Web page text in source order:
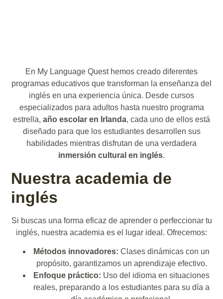
En My Language Quest hemos creado diferentes
programas educativos que transforman la enseñanza del
inglés en una experiencia única. Desde cursos
especializados para adultos hasta nuestro programa
estrella, año escolar en Irlanda, cada uno de ellos está
diseñado para que los estudiantes desarrollen sus
habilidades mientras disfrutan de una verdadera
inmersión cultural en inglés.
Nuestra academia de
inglés
Si buscas una forma eficaz de aprender o perfeccionar tu
inglés, nuestra academia es el lugar ideal. Ofrecemos:
Métodos innovadores: Clases dinámicas con un
propósito, garantizamos un aprendizaje efectivo.
Enfoque práctico: Uso del idioma en situaciones
reales, preparando a los estudiantes para su día a